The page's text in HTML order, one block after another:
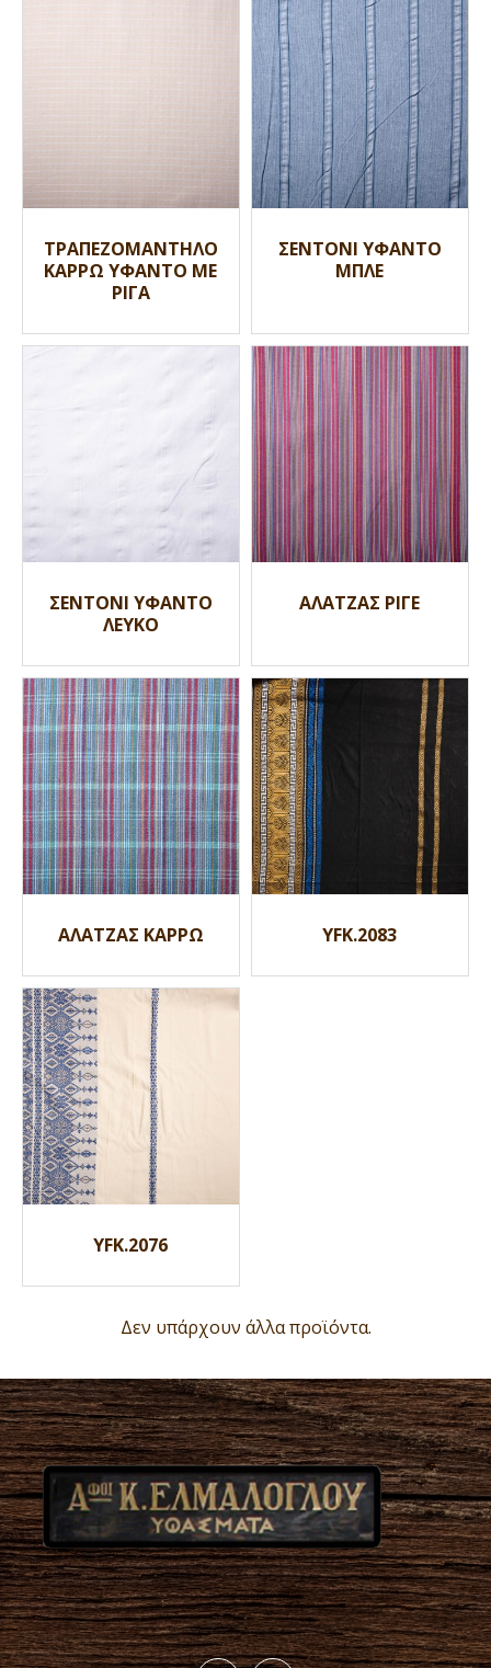
ΤΡΑΠΕΖΟΜΑΝΤΗΛΟ
ΚΑΡΡΩ ΥΦΑΝΤΟ ΜΕ
ΡΙΓΑ
ΣΕΝΤΟΝΙ ΥΦΑΝΤΟ
ΜΠΛΕ
ΣΕΝΤΟΝΙ ΥΦΑΝΤΟ
ΛΕΥΚΟ
ΑΛΑΤΖΑΣ ΡΙΓΕ
ΑΛΑΤΖΑΣ ΚΑΡΡΩ YFK.2083
YFK.2076
Δεν υπάρχουν άλλα προϊόντα.